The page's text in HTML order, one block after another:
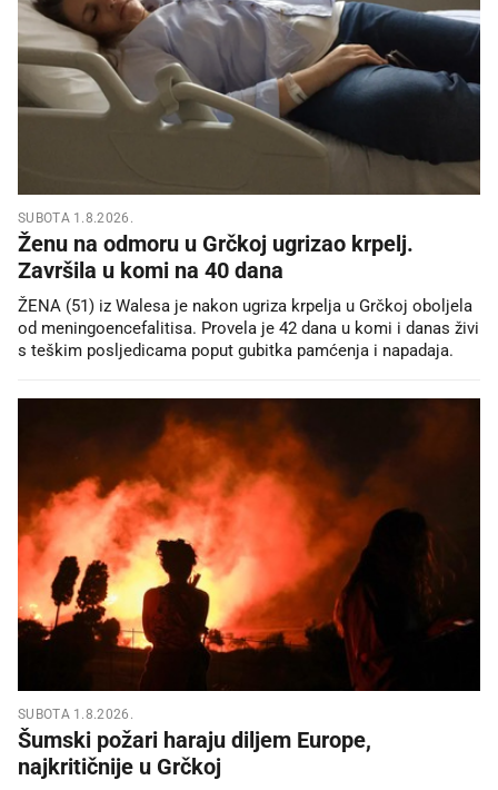
SUBOTA 1.8.2026.
Ženu na odmoru u Grčkoj ugrizao krpelj.
Završila u komi na 40 dana
ŽENA (51) iz Walesa je nakon ugriza krpelja u Grčkoj oboljela
od meningoencefalitisa. Provela je 42 dana u komi i danas živi
s teškim posljedicama poput gubitka pamćenja i napadaja.
SUBOTA 1.8.2026.
Šumski požari haraju diljem Europe,
najkritičnije u Grčkoj